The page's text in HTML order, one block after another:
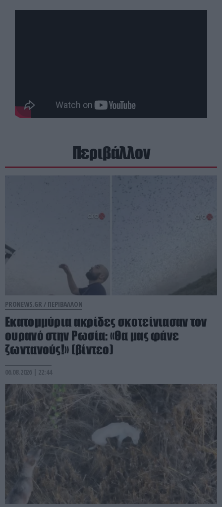
Περιβάλλον
PRONEWS.GR / ΠΕΡΙΒΑΛΛΟΝ
Εκατομμύρια ακρίδες σκοτείνιασαν τον
ουρανό στην Ρωσία: «Θα μας φάνε
ζωντανούς!» (βίντεο)
06.08.2026 | 22:44